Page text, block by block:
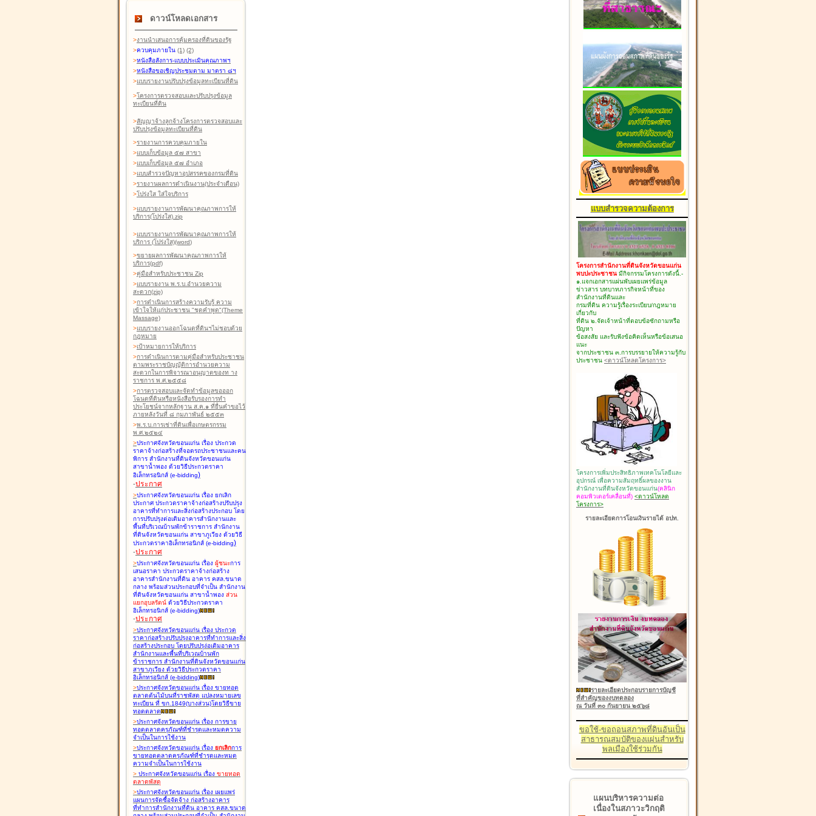
ดาวน์โหลดเอกสาร
>งานนำเสนอการคุ้มครองที่ดินของรัฐ
>ควบคุมภายใน (1) (2)
>หนังสือสังการ-แบบประเมินคุณภาพฯ
>หนังสือขอเชิญประชุมตาม มาตรา ๘ฯ
>แบบรายงานปรับปรุงข้อมูลทะเบียนที่ดิน
>โครงการตรวจสอบและปรับปรุงข้อมูล
ทะเบียนที่ดิน
>สัญญาจ้างลูกจ้างโครงการตรวจสอบและ
ปรับปรุงข้อมูลทะเบียนที่ดิน
>รายงานการควบคุมภายใน
>แบบเก็บข้อมูล ๕๗ สาขา
>แบบเก็บข้อมูล ๕๗ อำเภอ
>แบบสำรวจปัญหาอุปสรรคของกรมที่ดิน
>รายงานผลการดำเนินงาน(ประจำเดือน)
>โปร่งใส ใส่ใจบริการ
>แบบรายงานการพัฒนาคุณภาพการให้
บริการ(โปร่งใส).zip
>แบบรายงานการพัฒนาคุณภาพการให้
บริการ (โปร่งใส)(word)
>ขยายผลการพัฒนาคุณภาพการให้
บริการ(pdf)
>คู่มือสำหรับประชาชน Zip
>แบบรายงาน พ.ร.บ.อำนวยความ
สะดวก(zip)
>การดำเนินการสร้างความรับรู้ ความ
เข้าใจให้แก่ประชาชน "ชุดคำพูด"(Theme
Massage)
>แบบรายงานออกโฉนดที่ดินฯไม่ชอบด้วย
กฎหมาย
>เป้าหมายการให้บริการ
>การดำเนินการตามคู่มือสำหรับประชาชน
ตามพระราชบัญญัติการอำนวยความ
สะดวกในการพิจารณาอนุญาตของท าง
ราชการ พ.ศ.๒๕๕๘
>การตรวจสอบและจัดทำข้อมูลขอออก
โฉนดที่ดินหรือหนังสือรับรองการทำ
ประโยชน์จากหลักฐาน ส.ค.๑ ที่ยื่นคำขอไว้
ภายหลังวันที่ ๘ กุมภาพันธ์ ๒๕๕๓
>พ.ร.บ.การเช่าที่ดินเพื่อเกษตรกรรม
พ.ศ.๒๕๒๔
>ประกาศจังหวัดขอนแก่น เรื่อง ประกวด
ราคาจ้างก่อสร้างที่จอดรถประชาชนและคน
พิการ สำนักงานที่ดินจังหวัดขอนแก่น
สาขาน้ำพอง ด้วยวิธีประกวดราคา
อิเล็กทรอนิกส์ (e-bidding)
-ประกาศ
>ประกาศจังหวัดขอนแก่น เรื่อง ยกเลิก
ประกาศ ประกวดราคาจ้างก่อสร้างปรับปรุง
อาคารที่ทำการและสิ่งก่อสร้างประกอบ โดย
การปรับปรุงต่อเติมอาคารสำนักงานและ
พื้นที่บริเวณบ้านพักข้าราชการ สำนักงาน
ที่ดินจังหวัดขอนแก่น สาขาภูเวียง ด้วยวิธี
ประกวดราคาอิเล็กทรอนิกส์ (e-bidding)
-ประกาศ
>ประกาศจังหวัดขอนแก่น เรื่อง ผู้ชนะการ
เสนอราคา ประกวดราคาจ้างก่อสร้าง
อาคารสำนักงานที่ดิน อาคาร คสล.ขนาด
กลาง พร้อมส่วนประกอบที่จำเป็น สำนักงาน
ที่ดินจังหวัดขอนแก่น สาขาน้ำพอง ส่วน
แยกอุบลรัตน์ ด้วยวิธีประกวดราคา
อิเล็กทรอนิกส์ (e-bidding)
-ประกาศ
>ประกาศจังหวัดขอนแก่น เรื่อง ประกวด
ราคาก่อสร้างปรับปรุงอาคารที่ทำการและสิ่ง
ก่อสร้างประกอบ โดยปรับปรุง่อเติมอาคาร
สำนักงานและพื้นที่บริเวณบ้านพัก
ข้าราชการ สำนักงานที่ดินจังหวัดขอนแก่น
สาขาภูเวียง ด้วยวิธีประกวดราคา
อิเล็กทรอนิกส์ (e-bidding)
>ประกาศจังหวัดขอนแก่น เรื่อง ขายทอด
ตลาดต้นไม้บนที่ราชพัสดุ แปลงหมายเลข
ทะเบียน ที่ ขก.1849(บางส่วน)โดยวิธีขาย
ทอดตลาด
>ประกาศจังหวัดขอนแก่น เรื่อง การขาย
ทอดตลาดครุภัณฑ์ที่ชำรุดและหมดความ
จำเป็นในการใช้งาน
>ประกาศจังหวัดขอนแก่น เรื่อง ยกเลิกการ
ขายทอดตลาดครุภัณฑ์ที่ชำรุดและหมด
ความจำเป็นในการใช้งาน
> ประกาศจังหวัดขอนแก่น เรื่อง ขายทอด
ตลาดพัสดุ
>ประกาศจังหวัดขอนแก่น เรื่อง เผยแพร่
แผนการจัดซื้อจัดจ้าง ก่อสร้างอาคาร
ที่ทำการสำนักงานที่ดิน อาคาร คสล.ขนาด
แบบสำรวจความต้องการ
โครงการสำนักงานที่ดินจังหวัดขอนแก่น
พบปะประชาชน มีกิจกรรมโครงการดังนี้.-
๑.แจกเอกสารแผ่นพับเผยแพร่ข้อมูล
ข่าวสาร บทบาทภารกิจหน้าที่ของ
สำนักงานที่ดินและ
กรมที่ดิน ความรู้เรื่องระเบียบ/กฎหมาย
เกี่ยวกับ
ที่ดิน ๒.จัดเจ้าหน้าที่ตอบข้อซักถามหรือ
ปัญหา
ข้อสงสัย และรับฟังข้อคิดเห็นหรือข้อเสนอ
แนะ
จากประชาชน ๓.การบรรยายให้ความรู้กับ
ประชาชน <ดาวน์โหลดโครงการ>
โครงการเพิ่มประสิทธิภาพเทคโนโลยีและ
อุปกรณ์ เพื่อความสัมฤทธิ์ผลของงาน
สำนักงานที่ดินจังหวัดขอนแก่น(คลินิก
คอมพิวเตอร์เคลื่อนที่) <ดาวน์โหลด
โครงการ>
รายละเอียดการโอนเงินรายได้ อปท.
รายละเอียดประกอบรายการบัญชี
ที่สำคัญของงบทดลอง
ณ วันที่ ๓๐ กันยายน ๒๕๖๘
ขอใช้-ขอถอนสภาพที่ดินอันเป็น
สาธารณสมบัติของแผ่นสำหรับ
พลเมืองใช้ร่วมกัน
แผนบริหารความต่อ
เนื่องในสภาวะวิกฤติ